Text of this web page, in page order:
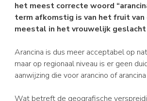
het meest correcte woord
term afkomstig is van het fruit van
meestal in het vrouwelijk
Arancina is dus meer acceptabel op
maar op regionaal niveau is er geen
aanwijzing die voor arancino of
Wat betreft de geografische